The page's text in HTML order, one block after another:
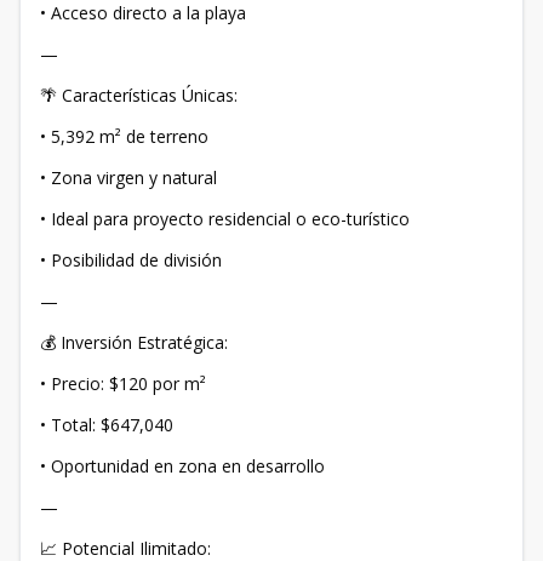
• Acceso directo a la playa
—
🌴 Características Únicas:
• 5,392 m² de terreno
• Zona virgen y natural
• Ideal para proyecto residencial o eco-turístico
• Posibilidad de división
—
💰 Inversión Estratégica:
• Precio: $120 por m²
• Total: $647,040
• Oportunidad en zona en desarrollo
—
📈 Potencial Ilimitado: